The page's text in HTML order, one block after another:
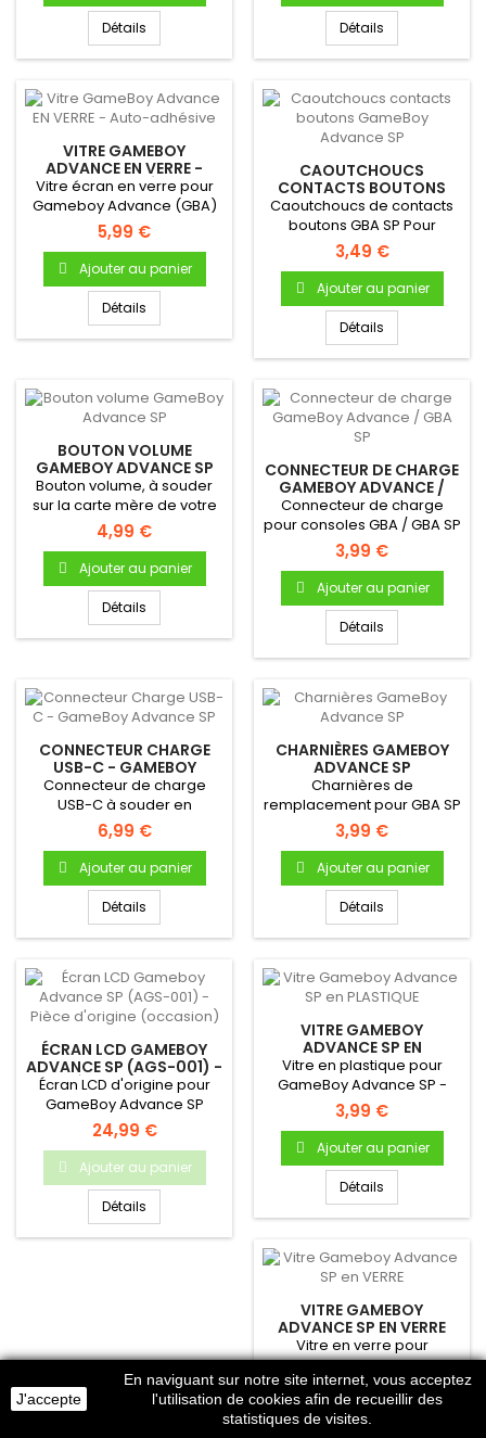
Détails Détails
VITRE GAMEBOY
ADVANCE EN VERRE -
AUTO-ADHÉSIVE
Vitre écran en verre pour
Gameboy Advance (GBA)
5,99 €
Ajouter au panier
Détails
CAOUTCHOUCS
CONTACTS BOUTONS
GAMEBOY ADVANCE SP
Caoutchoucs de contacts
boutons GBA SP Pour
Gameboy Advance Bouton
A & B...
3,49 €
Ajouter au panier
Détails
BOUTON VOLUME
GAMEBOY ADVANCE SP
Bouton volume, à souder
sur la carte mère de votre
GBA SP
4,99 €
Ajouter au panier
Détails
CONNECTEUR DE CHARGE
GAMEBOY ADVANCE /
GBA SP
Connecteur de charge
pour consoles GBA / GBA SP
3,99 €
Ajouter au panier
Détails
CONNECTEUR CHARGE
USB-C - GAMEBOY
ADVANCE SP
Connecteur de charge
USB-C à souder en
remplacement du
connecteur original,...
6,99 €
Ajouter au panier
Détails
CHARNIÈRES GAMEBOY
ADVANCE SP
Charnières de
remplacement pour GBA SP
3,99 €
Ajouter au panier
Détails
ÉCRAN LCD GAMEBOY
ADVANCE SP (AGS-001) -
PIÈCE D'ORIGINE
(OCCASION)
Écran LCD d'origine pour
GameBoy Advance SP
!Pièce d'origine Nintendo...
24,99 €
Ajouter au panier
Détails
VITRE GAMEBOY
ADVANCE SP EN
PLASTIQUE
Vitre en plastique pour
GameBoy Advance SP -
Autocollante - Uniquement
pour...
3,99 €
Ajouter au panier
Détails
VITRE GAMEBOY
ADVANCE SP EN VERRE
Vitre en verre pour
GameBoy Advance SP -
Autocollante - Uniquement
pour...
6,99 €
Ajouter au panier
J'accepte
En naviguant sur notre site internet, vous acceptez
l'utilisation de cookies afin de recueillir des
statistiques de visites.